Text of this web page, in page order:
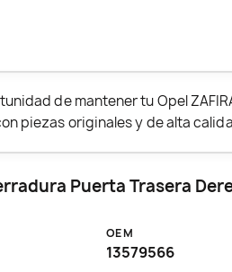
de mantener tu Opel
piezas originales y de alta
Puerta Trasera
OEM
13579566